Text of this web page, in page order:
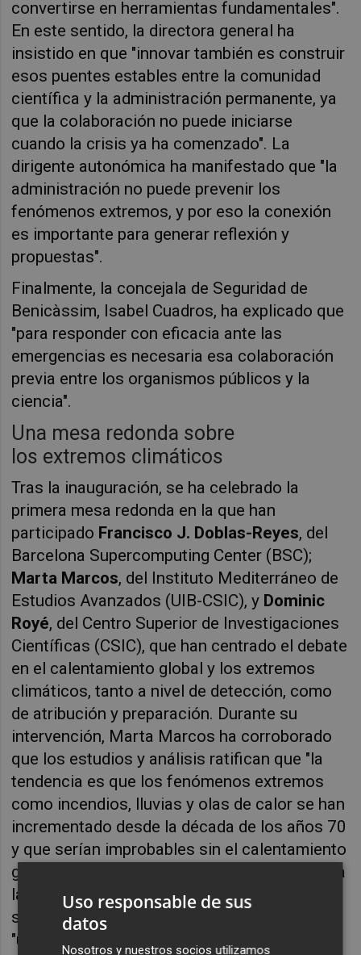
convertirse en herramientas fundamentales".
En este sentido, la directora general ha
insistido en que "innovar también es construir
esos puentes estables entre la comunidad
científica y la administración permanente, ya
que la colaboración no puede iniciarse
cuando la crisis ya ha comenzado". La
dirigente autonómica ha manifestado que "la
administración no puede prevenir los
fenómenos extremos, y por eso la conexión
es importante para generar reflexión y
propuestas".
Finalmente, la concejala de Seguridad de
Benicàssim, Isabel Cuadros, ha explicado que
"para responder con eficacia ante las
emergencias es necesaria esa colaboración
previa entre los organismos públicos y la
ciencia".
Una mesa redonda sobre
los extremos climáticos
Tras la inauguración, se ha celebrado la
primera mesa redonda en la que han
participado Francisco J. Doblas-Reyes, del
Barcelona Supercomputing Center (BSC);
Marta Marcos, del Instituto Mediterráneo de
Estudios Avanzados (UIB-CSIC), y Dominic
Royé, del Centro Superior de Investigaciones
Científicas (CSIC), que han centrado el debate
en el calentamiento global y los extremos
climáticos, tanto a nivel de detección, como
de atribución y preparación. Durante su
intervención, Marta Marcos ha corroborado
que los estudios y análisis ratifican que "la
tendencia es que los fenómenos extremos
como incendios, lluvias y olas de calor se han
incrementado desde la década de los años 70
y que serían improbables sin el calentamiento
global y en un clima preindustrial". Respecto a
la contribución de la ciencia ante las posibles
situaciones de crisis, considera necesaria
"una interacción continua entre la comunidad
Uso responsable de sus
datos
Nosotros y nuestros socios utilizamos